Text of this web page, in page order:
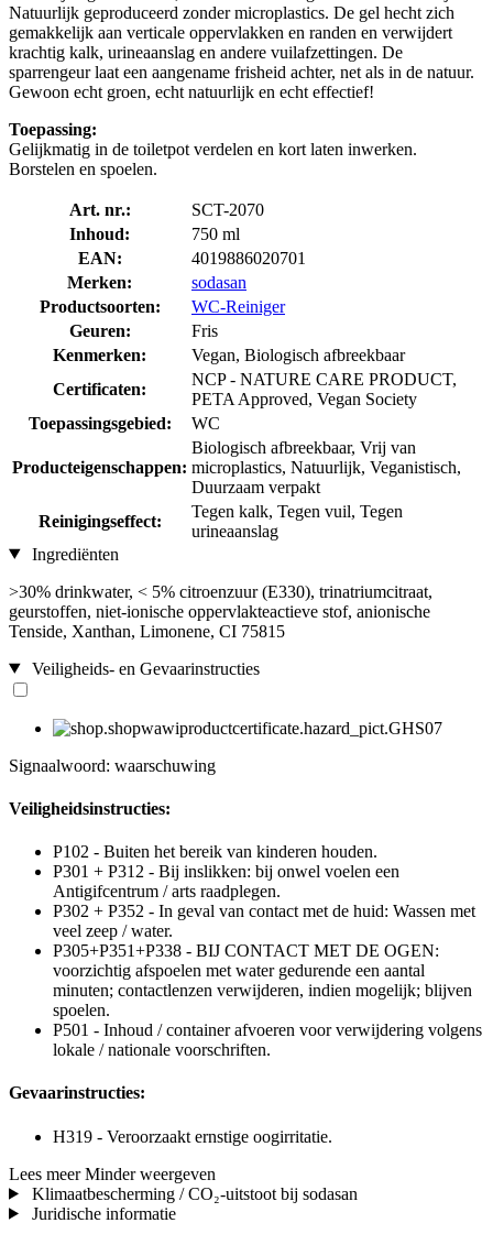
Natuurlijk geproduceerd zonder microplastics. De gel hecht zich
gemakkelijk aan verticale oppervlakken en randen en verwijdert
krachtig kalk, urineaanslag en andere vuilafzettingen. De
sparrengeur laat een aangename frisheid achter, net als in de natuur.
Gewoon echt groen, echt natuurlijk en echt effectief!
Toepassing:
Gelijkmatig in de toiletpot verdelen en kort laten inwerken.
Borstelen en spoelen.
Art. nr.:
SCT-2070
Inhoud:
750 ml
EAN:
4019886020701
Merken:
sodasan
Productsoorten:
WC-Reiniger
Geuren:
Fris
Kenmerken:
Vegan, Biologisch afbreekbaar
Certificaten:
NCP - NATURE CARE PRODUCT,
PETA Approved, Vegan Society
Toepassingsgebied:
WC
Producteigenschappen:
Biologisch afbreekbaar, Vrij van
microplastics, Natuurlijk, Veganistisch,
Duurzaam verpakt
Reinigingseffect:
Tegen kalk, Tegen vuil, Tegen
urineaanslag
Ingrediënten
>30% drinkwater, < 5% citroenzuur (E330), trinatriumcitraat,
geurstoffen, niet-ionische oppervlakteactieve stof, anionische
Tenside, Xanthan, Limonene, CI 75815
Veiligheids- en Gevaarinstructies
Signaalwoord: waarschuwing
Veiligheidsinstructies:
P102 - Buiten het bereik van kinderen houden.
P301 + P312 - Bij inslikken: bij onwel voelen een
Antigifcentrum / arts raadplegen.
P302 + P352 - In geval van contact met de huid: Wassen met
veel zeep / water.
P305+P351+P338 - BIJ CONTACT MET DE OGEN:
voorzichtig afspoelen met water gedurende een aantal
minuten; contactlenzen verwijderen, indien mogelijk; blijven
spoelen.
P501 - Inhoud / container afvoeren voor verwijdering volgens
lokale / nationale voorschriften.
Gevaarinstructies:
H319 - Veroorzaakt ernstige oogirritatie.
Lees meer Minder weergeven
Klimaatbescherming / CO₂-uitstoot bij sodasan
Juridische informatie